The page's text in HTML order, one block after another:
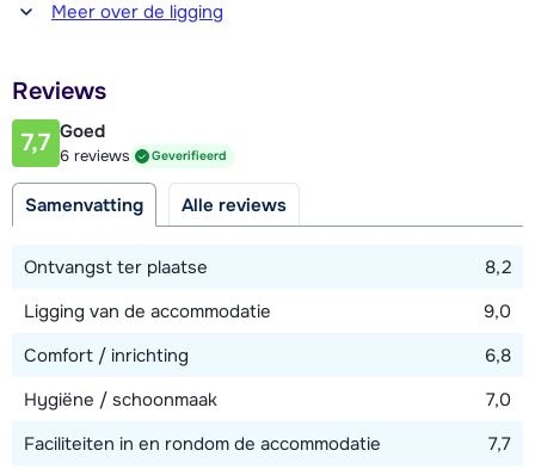
Afstand tot winkel(s)
600 meter
600 meter
Afstand tot piste
50 meter
Meer over de ligging
Reviews
7,7 Goed
6 reviews Geverifieerd
Samenvatting Alle reviews
Ontvangst ter plaatse
8,2
Ligging van de accommodatie
9,0
Comfort / inrichting
6,8
Hygiëne / schoonmaak
7,0
Faciliteiten in en rondom de accommodatie
7,7